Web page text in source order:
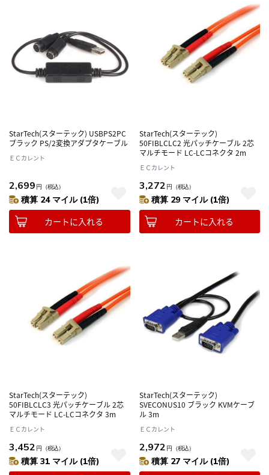
StarTech(スターテック) USBPS2PC
ブラック PS/2変換アダプタケーブル
ＥＣカレント
2,699 円 （税込）
積算 24 マイル (1倍)
カートに入れる
StarTech(スターテック)
50FIBLCLC2 光パッチケーブル 2芯
マルチモード LC-LCコネクタ 2m
ＥＣカレント
3,272 円 （税込）
積算 29 マイル (1倍)
カートに入れる
StarTech(スターテック)
50FIBLCLC3 光パッチケーブル 2芯
マルチモード LC-LCコネクタ 3m
ＥＣカレント
3,452 円 （税込）
積算 31 マイル (1倍)
StarTech(スターテック)
SVECONUS10 ブラック KVMケーブ
ル 3m
ＥＣカレント
2,972 円 （税込）
積算 27 マイル (1倍)